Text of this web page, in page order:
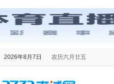
2026年8月7日 农历六月廿五